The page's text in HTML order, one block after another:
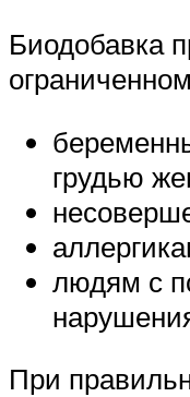
Биодобавка
грудью
людям с
При